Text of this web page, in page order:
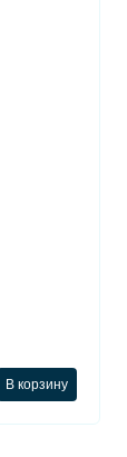
В корзину